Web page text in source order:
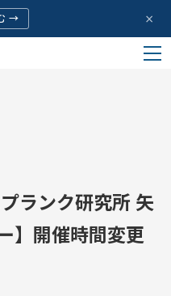
→ ×
ランク研究所 矢
】開催時間変更